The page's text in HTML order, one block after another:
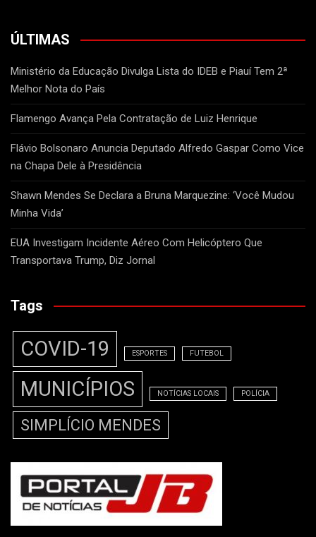
ÚLTIMAS
Ministério da Educação Divulga Lista do IDEB e Piauí Tem 2ª
Melhor Nota do País
Flamengo Avança Pela Contratação de Luiz Henrique
Flávio Bolsonaro Anuncia Deputado Alfredo Gaspar Como Vice
na Chapa Dele à Presidência
Shawn Mendes Se Declara a Bruna Marquezine: ‘Você Mudou
Minha Vida’
EUA Investigam Incidente Aéreo Com Helicóptero Que
Transportava Trump, Diz Jornal
Tags
COVID-19 ESPORTES FUTEBOL
MUNICÍPIOS NOTÍCIAS LOCAIS POLÍCIA
SIMPLÍCIO MENDES